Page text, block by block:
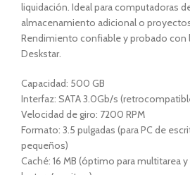
liquidación. Ideal para computadoras
almacenamiento adicional o
Rendimiento confiable y probado con
Deskstar.
Capacidad: 500 GB
Interfaz: SATA 3.0Gb/s
Velocidad de giro: 7200 RPM
Formato: 3.5 pulgadas (para PC de
pequeños)
Caché: 16 MB (óptimo para multitarea